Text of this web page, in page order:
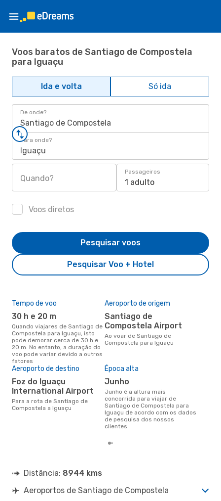
Voos baratos de Santiago de Compostela
para Iguaçu
Ida e volta Só ida
De onde?
Santiago de Compostela
Para onde?
Iguaçu
Quando?
Passageiros
1 adulto
Voos diretos
Pesquisar Voo + Hotel
Pesquisar voos
Tempo de voo
30 h e 20 m
Quando viajares de Santiago de
Compostela para Iguaçu, isto
pode demorar cerca de 30 h e
20 m. No entanto, a duração do
voo pode variar devido a outros
fatores
Aeroporto de origem
Santiago de
Compostela Airport
Ao voar de Santiago de
Compostela para Iguaçu
Aeroporto de destino
Foz do Iguaçu
International Airport
Para a rota de Santiago de
Compostela a Iguaçu
Época alta
junho
junho é a altura mais
concorrida para viajar de
Santiago de Compostela para
Iguaçu de acordo com os dados
de pesquisa dos nossos
clientes
Distância: 8944 kms
Aeroportos de Santiago de Compostela